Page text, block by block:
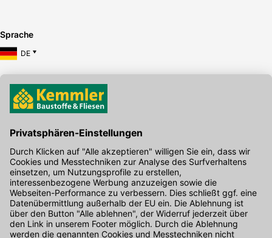
Sprache
DE
Hier gibt's die kostenlose App
Kontakt
Unser Onlineshop Team ist montags bis freitags von 08:00 - 17:00
Uhr unter der Telefonnummer07071 / 151-151 für Sie erreichbar.